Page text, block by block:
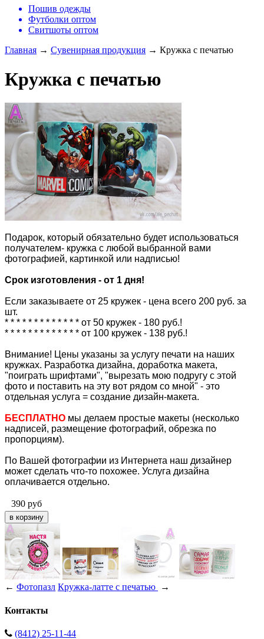
Пошив одежды
Футболки оптом
Свитшоты оптом
Главная → Сувенирная продукция → Кружка с печатью
Кружка с печатью
Подарок, который обязательно будет использоваться
получателем- кружка с любой выбранной вами
фотографией, картинкой или надписью!
Срок изготовления - от 1 дня!
Если заказываете от 25 кружек - цена всего 200 руб. за
шт.
* * * * * * * * * * * * * от 50 кружек - 180 руб.!
* * * * * * * * * * * * * от 100 кружек - 138 руб.!
Внимание! Цены указаны за услугу печати на наших
кружках. Разработка дизайна, доработка макета,
"поиграть шрифтами", "вырезать мою подругу с этой
фото и поставить на эту вот рядом со мной" - это
отдельная услуга = создание дизайн-макета.
БЕСПЛАТНО мы делаем простые макеты (несколько
надписей, размещение фотографий, обрезка по
пропорциям).
По Вашей фотографии из Интернета наш дизайнер
может сделать что-то похожее. Услуга дизайна
оплачивается отдельно.
390 руб
← Фотопазл Кружка-латте с печатью →
Контакты
(8412) 25-11-44